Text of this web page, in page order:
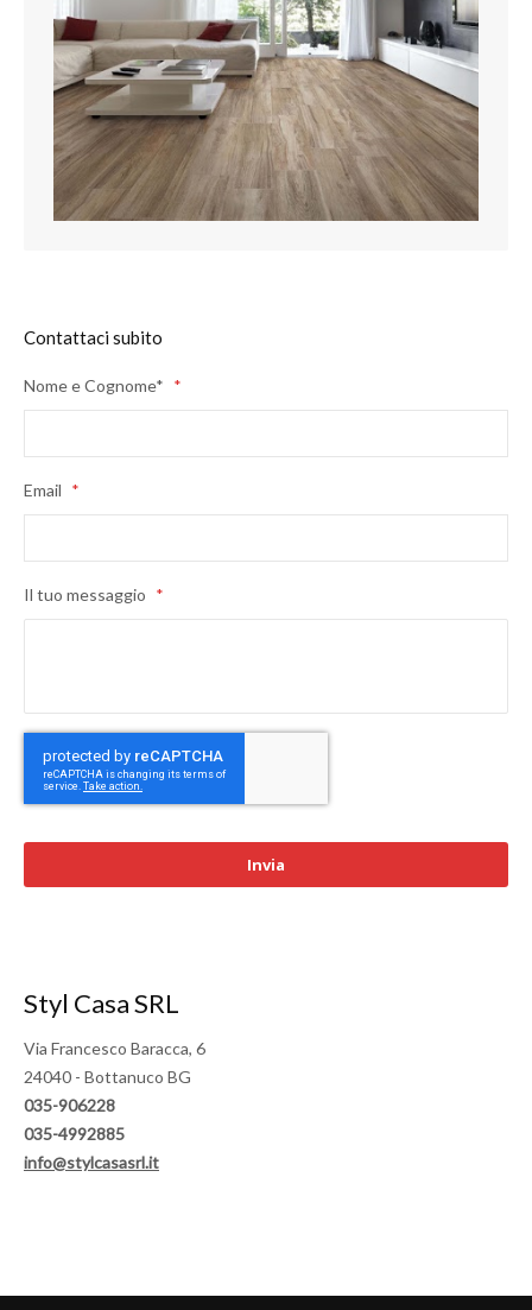
Contattaci subito
Nome e Cognome* *
Email *
Il tuo messaggio *
Styl Casa SRL
Via Francesco Baracca, 6
24040 - Bottanuco BG
035-906228
035-4992885
info@stylcasasrl.it